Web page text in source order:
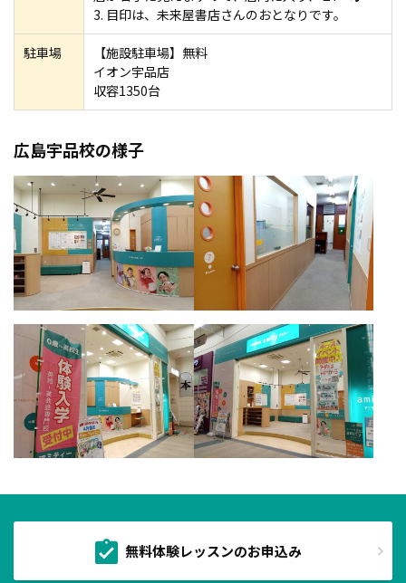
3. 目印は、未来屋書店さんのおとなりです。
駐車場
【施設駐車場】無料
イオン宇品店
収容1350台
広島宇品校の様子
無料体験レッスンのお申込み